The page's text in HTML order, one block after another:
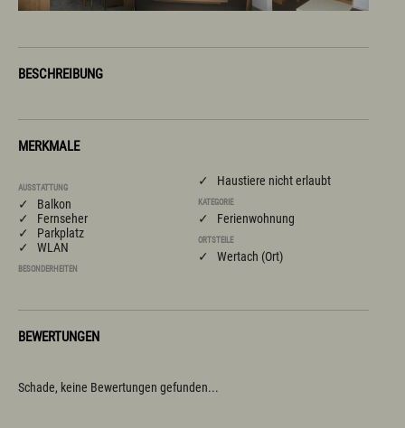
BESCHREIBUNG
MERKMALE
AUSSTATTUNG
✓ Balkon
✓ Fernseher
✓ Parkplatz
✓ WLAN
BESONDERHEITEN
✓ Haustiere nicht erlaubt
KATEGORIE
✓ Ferienwohnung
ORTSTEILE
✓ Wertach (Ort)
BEWERTUNGEN
Schade, keine Bewertungen gefunden...